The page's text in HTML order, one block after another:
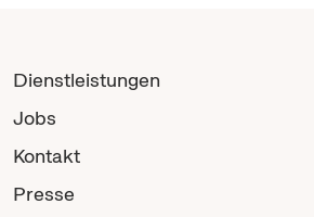
Dienstleistungen
Jobs
Kontakt
Presse